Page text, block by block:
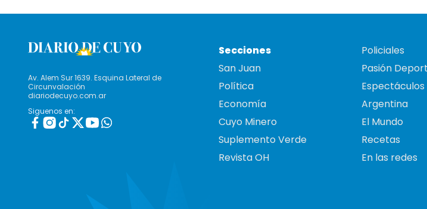
Av. Alem Sur 1639. Esquina Lateral de
Circunvalación
diariodecuyo.com.ar
Siguenos en:
Secciones
San Juan
Política
Economía
Cuyo Minero
Suplemento Verde
Revista OH
Policiales
Pasión
Espectáculos
Argentina
El Mundo
Recetas
En las redes